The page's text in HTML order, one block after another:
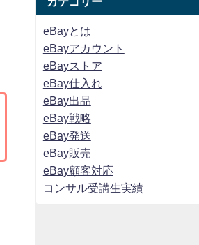
eBayとは
eBayアカウント
eBayストア
eBay仕入れ
eBay出品
eBay戦略
eBay発送
eBay販売
eBay顧客対応
コンサル受講生実績